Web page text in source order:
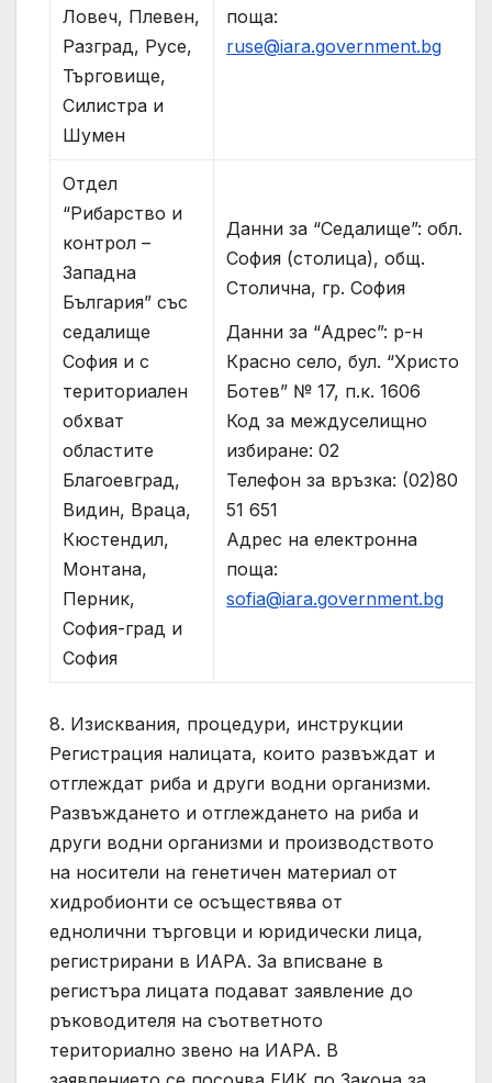
Ловеч, Плевен,
Разград, Русе,
Търговище,
Силистра и
Шумен
поща:
ruse@iara.government.bg
Отдел
“Рибарство и
контрол –
Западна
България” със
седалище
София и с
териториален
обхват
областите
Благоевград,
Видин, Враца,
Кюстендил,
Монтана,
Перник,
София-град и
София
Данни за “Седалище”: обл.
София (столица), общ.
Столична, гр. София
Данни за “Адрес”: р-н
Красно село, бул. “Христо
Ботев” № 17, п.к. 1606
Код за междуселищно
избиране: 02
Телефон за връзка: (02)80
51 651
Адрес на електронна
поща:
sofia@iara.government.bg
8. Изисквания, процедури, инструкции
Регистрация налицата, които развъждат и
отглеждат риба и други водни организми.
Развъждането и отглеждането на риба и
други водни организми и производството
на носители на генетичен материал от
хидробионти се осъществява от
еднолични търговци и юридически лица,
регистрирани в ИАРА. За вписване в
регистъра лицата подават заявление до
ръководителя на съответното
териториално звено на ИАРА. В